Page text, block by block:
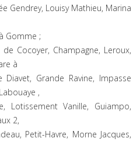
Gendrey, Louisy Mathieu, Marina
Gomme ;
Cocoyer, Champagne, Leroux,
à
Diavet, Grande Ravine, Impasse
,
Lotissement Vanille, Guiampo,
2,
Petit-Havre, Morne Jacques,